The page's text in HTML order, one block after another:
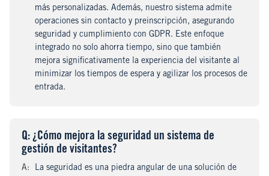
más personalizadas. Además, nuestro sistema admite
operaciones sin contacto y preinscripción, asegurando
seguridad y cumplimiento con GDPR. Este enfoque
integrado no solo ahorra tiempo, sino que también
mejora significativamente la experiencia del visitante al
minimizar los tiempos de espera y agilizar los procesos de
entrada.
Question
: ¿Cómo mejora la seguridad un sistema de
gestión de visitantes?
Answer
:
La seguridad es una piedra angular de una solución de